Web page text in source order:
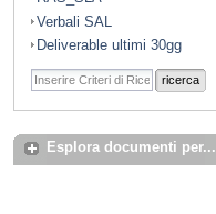
Verbali SAL
Deliverable ultimi 30gg
ricerca
Esplora documenti per...